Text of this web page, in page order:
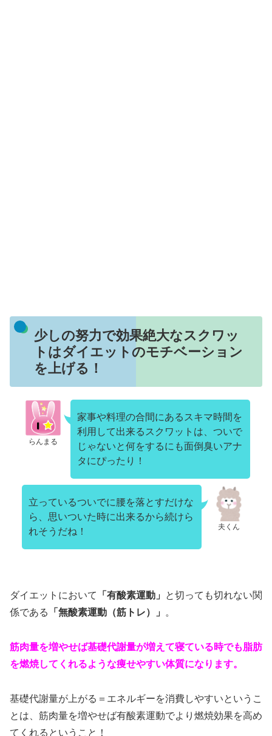
少しの努力で効果絶大なスクワッ
トはダイエットのモチベーション
を上げる！
らんまる
家事や料理の合間にあるスキマ時間を
利用して出来るスクワットは、ついで
じゃないと何をするにも面倒臭いアナ
タにぴったり！
夫くん
立っているついでに腰を落とすだけな
ら、思いついた時に出来るから続けら
れそうだね！
ダイエットにおいて 「有酸素運動」
と切っても切れない関
係である
「無酸素運動（筋トレ）」 。
筋肉量を増やせば基礎代謝量が増えて寝ている時でも脂肪
を燃焼してくれるような痩せやすい体質になります。
基礎代謝量が上がる＝エネルギーを消費しやすいというこ
とは、筋肉量を増やせば有酸素運動でより燃焼効果を高め
てくれるということ！